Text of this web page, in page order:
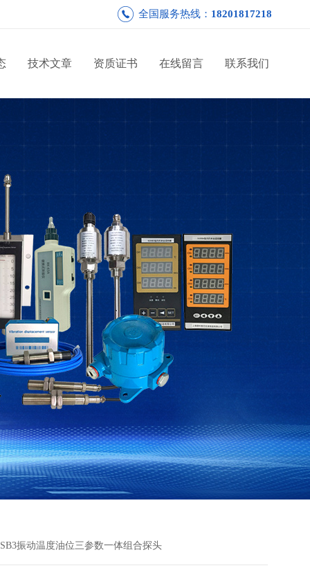
全国服务热线： 18201817218
技术文章 资质证书 在线留言 联系我们
振动温度油位三参数一体组合探头